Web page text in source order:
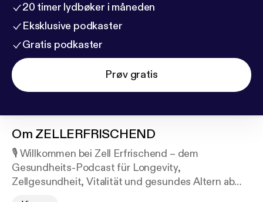
20 timer lydbøker i måneden
Eksklusive podkaster
Gratis podkaster
Prøv gratis
Om ZELLERFRISCHEND
🎙️ Willkommen bei Zell Erfrischend – dem
Gesundheits-Podcast für Longevity,
Zellgesundheit, Vitalität und gesundes Altern ab